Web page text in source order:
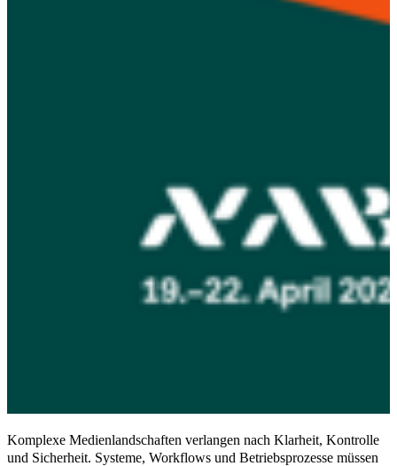
Komplexe Medienlandschaften verlangen nach Klarheit, Kontrolle
und Sicherheit. Systeme, Workflows und Betriebsprozesse müssen